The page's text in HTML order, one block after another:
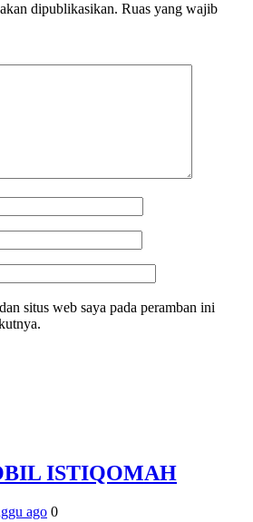
dipublikasikan. Ruas yang wajib
situs web saya pada peramban ini
ISTIQOMAH
ago 0